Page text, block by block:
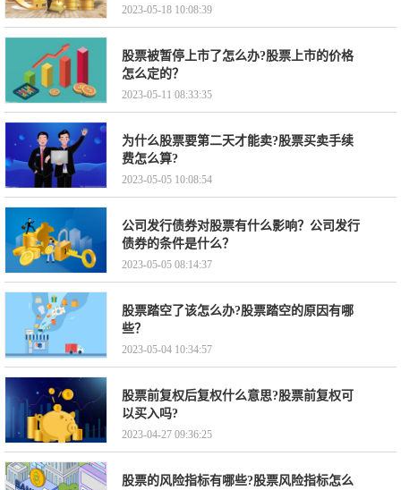
2023-05-18 10:08:39
股票被暂停上市了怎么办?股票上市的价格
怎么定的？
2023-05-11 08:33:35
为什么股票要第二天才能卖?股票买卖手续
费怎么算?
2023-05-05 10:08:54
公司发行债券对股票有什么影响？公司发行
债券的条件是什么？
2023-05-05 08:14:37
股票踏空了该怎么办?股票踏空的原因有哪
些？
2023-05-04 10:34:57
股票前复权后复权什么意思?股票前复权可
以买入吗?
2023-04-27 09:36:25
股票的风险指标有哪些?股票风险指标怎么